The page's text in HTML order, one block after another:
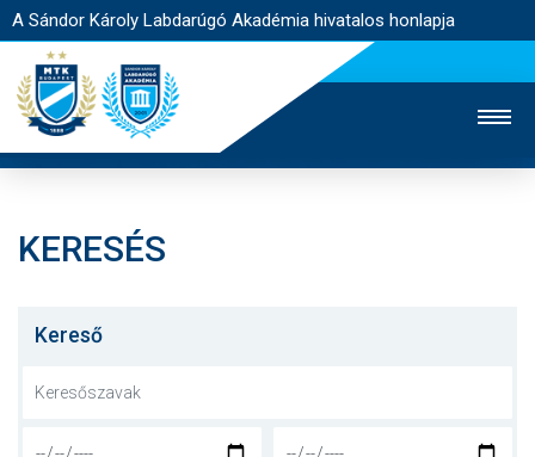
A Sándor Károly Labdarúgó Akadémia hivatalos honlapja
JEGYÉRTÉKESÍTÉS
NYITÓLAP
KERESÉS
Kereső